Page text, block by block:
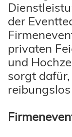
der
privaten
und
sorgt